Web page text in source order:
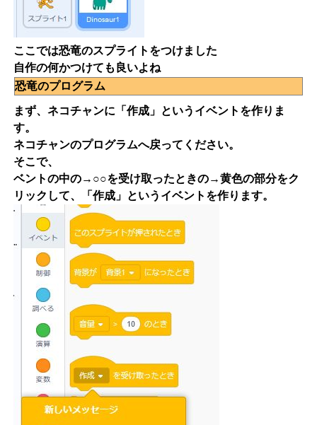
ここでは恐竜のスプライトをつけました
自作の何かつけても良いよね
恐竜のプログラム
まず、ネコチャンに「作成」というイベントを作りま
す。
ネコチャンのプログラムへ戻ってください。
そこで、
ベントの中の→○○を受け取ったときの→黄色の部分をク
リックして、「作成」というイベントを作ります。